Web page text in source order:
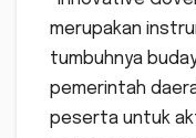
merupakan
tumbuhnya
pemerintah
peserta untuk